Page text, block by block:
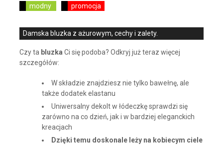
modny promocja
Damska bluzka z ażurowym, cechy i zalety.
Czy ta bluzka Ci się podoba? Odkryj już teraz więcej
szczegółów:
W składzie znajdziesz nie tylko bawełnę, ale
także dodatek elastanu
Uniwersalny dekolt w łódeczkę sprawdzi się
zarówno na co dzień, jak i w bardziej eleganckich
kreacjach
Dzięki temu doskonale leży na kobiecym ciele